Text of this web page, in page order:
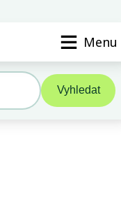
Menu
Vyhledat